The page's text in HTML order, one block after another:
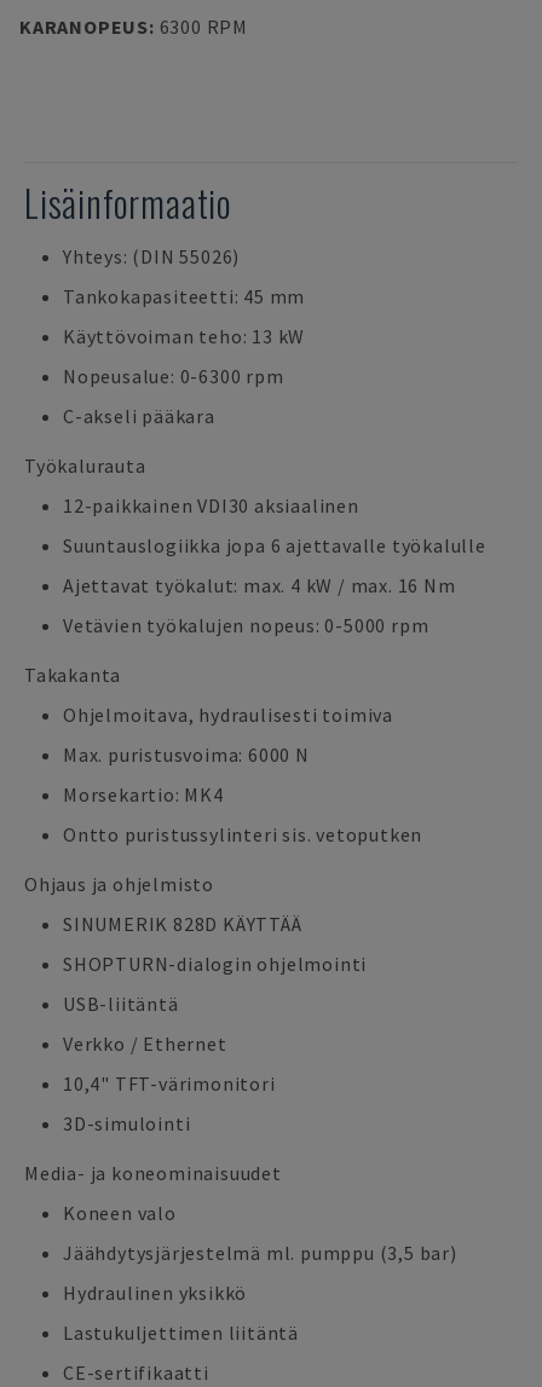
KARANOPEUS: 6300 RPM
Lisäinformaatio
Yhteys: (DIN 55026)
Tankokapasiteetti: 45 mm
Käyttövoiman teho: 13 kW
Nopeusalue: 0-6300 rpm
C-akseli pääkara
Työkalurauta
12-paikkainen VDI30 aksiaalinen
Suuntauslogiikka jopa 6 ajettavalle työkalulle
Ajettavat työkalut: max. 4 kW / max. 16 Nm
Vetävien työkalujen nopeus: 0-5000 rpm
Takakanta
Ohjelmoitava, hydraulisesti toimiva
Max. puristusvoima: 6000 N
Morsekartio: MK4
Ontto puristussylinteri sis. vetoputken
Ohjaus ja ohjelmisto
SINUMERIK 828D KÄYTTÄÄ
SHOPTURN-dialogin ohjelmointi
USB-liitäntä
Verkko / Ethernet
10,4" TFT-värimonitori
3D-simulointi
Media- ja koneominaisuudet
Koneen valo
Jäähdytysjärjestelmä ml. pumppu (3,5 bar)
Hydraulinen yksikkö
Lastukuljettimen liitäntä
CE-sertifikaatti